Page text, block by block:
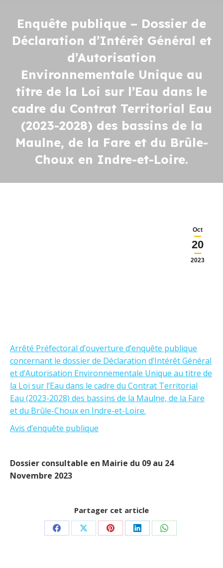
Enquête publique – Dossier de
Déclaration d’Intérêt Général et
d’Autorisation
Environnementale Unique au
titre de la Loi sur l’Eau dans le
cadre du Contrat Territorial Eau
(2023-2028) des bassins de la
Maulne, de la Fare et du Brûle-
Choux en Indre-et-Loire.
Oct
20
2023
Arrêté Préfectoral d’ouverture d’enquête publique
concernant le dossier de Déclaration d’Intérêt Général
et d’Autorisation Environnementale Unique au titre de
la Loi sur l’Eau dans le cadre du Contrat Territorial
Eau (2023-2028) des bassins de la Maulne, de la Fare
et du Brûle-Choux en Indre-et-Loire.
Avis d’enquête publique
Dossier consultable en Mairie du 09 au 24
Novembre 2023
Partager cet article
PartagerPartagerPartagerPartagerPartager